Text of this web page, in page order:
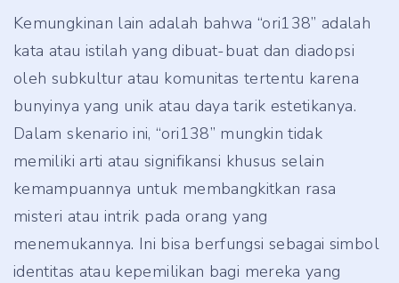
Kemungkinan lain adalah bahwa “ori138” adalah
kata atau istilah yang dibuat-buat dan diadopsi
oleh subkultur atau komunitas tertentu karena
bunyinya yang unik atau daya tarik estetikanya.
Dalam skenario ini, “ori138” mungkin tidak
memiliki arti atau signifikansi khusus selain
kemampuannya untuk membangkitkan rasa
misteri atau intrik pada orang yang
menemukannya. Ini bisa berfungsi sebagai simbol
identitas atau kepemilikan bagi mereka yang